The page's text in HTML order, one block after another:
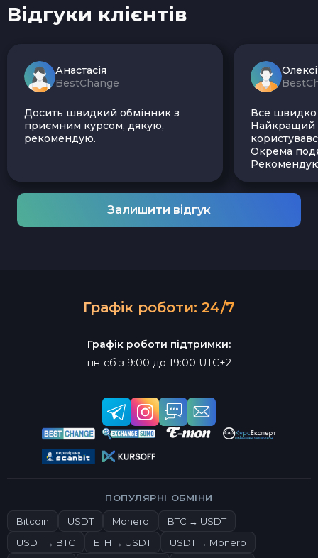
Відгуки клієнтів
Анастасія
BestChange
Досить швидкий обмінник з
приємним курсом, дякую,
рекомендую.
Все швидко
Найкращий
Окрема
Залишити відгук
Графік роботи: 24/7
Графік роботи підтримки:
пн-сб з 9:00 до 19:00 UTC+2
ПОПУЛЯРНІ ОБМІНИ
Bitcoin USDT Monero
BTC → USDT
USDT → BTC
ETH → USDT USDT → Monero